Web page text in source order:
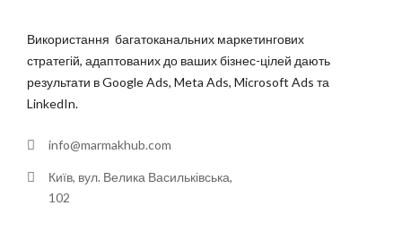
Використання багатоканальних маркетингових
стратегій, адаптованих до ваших бізнес-цілей дають
результати в Google Ads, Meta Ads, Microsoft Ads та
LinkedIn.
info@marmakhub.com
Київ, вул. Велика Васильківська,
102